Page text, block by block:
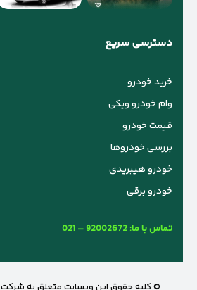
دسترسی سریع
خرید خودرو
وام خودرو ویکی
قیمت خودرو
بررسی خودروها
خودرو هیبریدی
خودرو برقی
تماس با ما: 021 – 92002672